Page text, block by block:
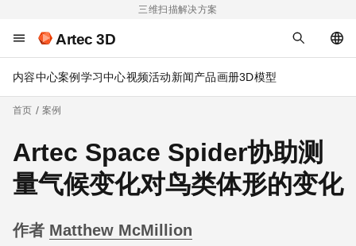
三维扫描解决方案
Artec 3D
内容中心案例 学习中心视频活动新闻产品画册3D模型
首页 案例
Artec Space Spider协助测
量气候变化对鸟类体形的变化
作者 Matthew McMillion